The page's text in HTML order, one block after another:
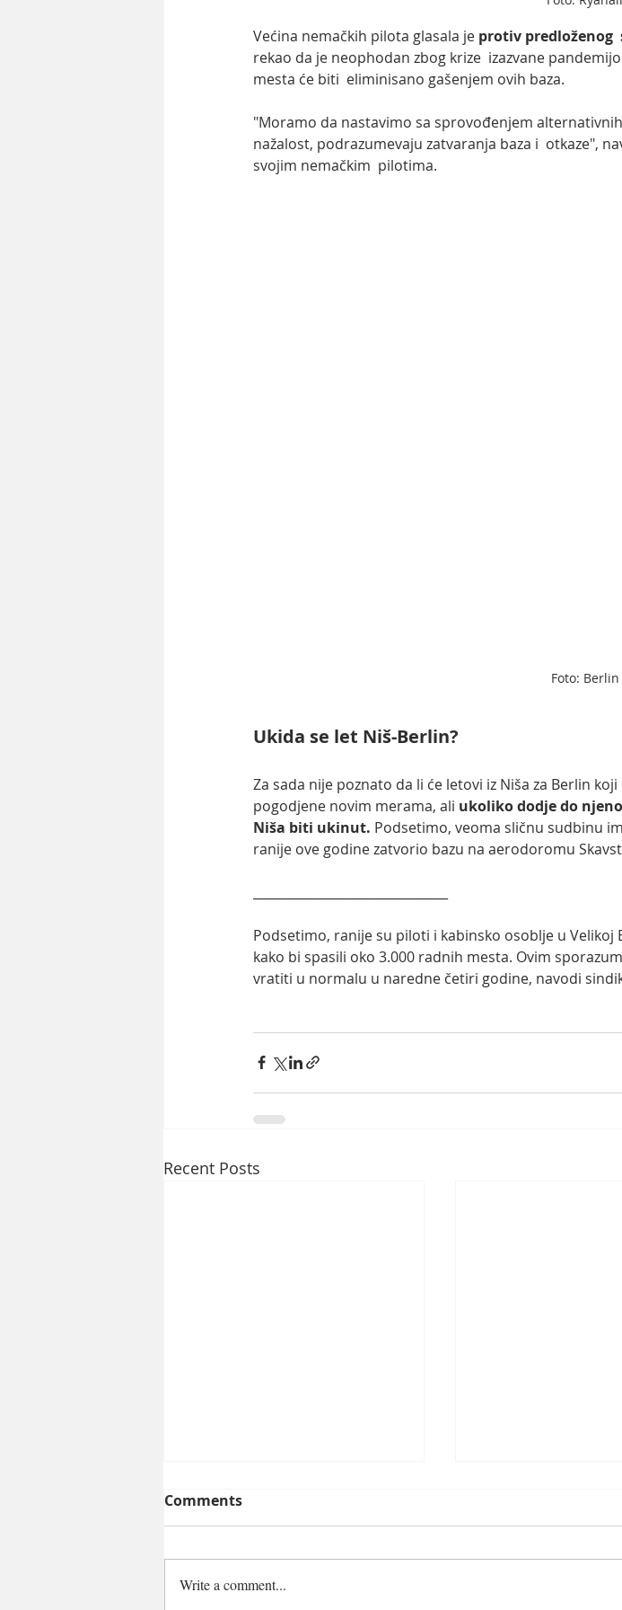
Većina nemačkih pilota glasala je protiv predloženog
rekao da je neophodan zbog krize  izazvane
mesta će biti  eliminisano gašenjem ovih baza.
"Moramo da nastavimo sa sprovođenjem
nažalost, podrazumevaju zatvaranja baza i  otkaze",
svojim nemačkim  pilotima.
Foto: Berlin
Ukida se let Niš-Berlin?
Za sada nije poznato da li će letovi iz Niša za Berlin
pogodjene novim merama, ali ukoliko dodje do
Niša biti ukinut. Podsetimo, veoma sličnu sudbinu
ranije ove godine zatvorio bazu na aerodoromu
Podsetimo, ranije su piloti i kabinsko osoblje u
kako bi spasili oko 3.000 radnih mesta. Ovim
vratiti u normalu u naredne četiri godine, navodi
Recent Posts
Comments
Write a comment...